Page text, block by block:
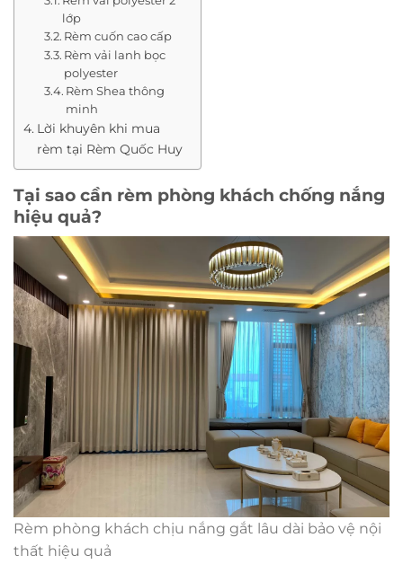
lớp
Rèm cuốn cao cấp
Rèm vải lanh bọc
polyester
Rèm Shea thông
minh
Lời khuyên khi mua
rèm tại Rèm Quốc Huy
Tại sao cần rèm phòng khách chống nắng
hiệu quả?
Rèm phòng khách chịu nắng gắt lâu dài bảo vệ nội
thất hiệu quả